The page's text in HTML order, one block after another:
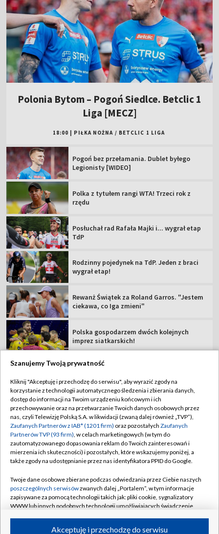
Polonia Bytom – Pogoń Siedlce. Betclic 1
Liga [MECZ]
18:00 PIŁKA NOŻNA / BETCLIC 1 LIGA
Pogoń bez przełamania. Dublet byłego
Legionisty [WIDEO]
Polka z tytułem rangi WTA! Trzeci rok z
rzędu
Posłuchał rad Rafała Majki i... wygrał etap
TdP
Rodzinny pojedynek na TdP. Jeden z braci
wygrał etap!
Rewanż Świątek za Roland Garros. "Jestem
ciekawa, co Iga zmieni"
Polska gospodarzem dwóch kolejnych
imprez siatkarskich!
TVP
Abonament TVP
Sklep TVP
Biuro Reklamy
Oferta Handlowa
Emisja w TVP
Rada Programowa
Ogłoszenia przetargowe
Regulamin TVP
Polityka prywatności
Moje zgody
Biuro reklamy
Kanały
©2026 Telewizja Polska Spółka Akcyjna w likwidacji
Szanujemy Twoją prywatność
Kliknij "Akceptuję i przechodzę do serwisu", aby wyrazić zgody na
korzystanie z technologii automatycznego śledzenia i zbierania danych,
dostęp do informacji na Twoim urządzeniu końcowym i ich
przechowywanie oraz na przetwarzanie Twoich danych osobowych przez
nas, czyli Telewizję Polską S.A. w likwidacji (zwaną dalej również „TVP”),
Zaufanych Partnerów z IAB* (1201 firm) oraz pozostałych Zaufanych
Partnerów TVP (93 firm), w celach marketingowych (w tym do
zautomatyzowanego dopasowania reklam do Twoich zainteresowań i
mierzenia ich skuteczności) i pozostałych, które wskazujemy poniżej, a
także zgody na udostępnianie przez nas identyfikatora PPID do Google.
Twoje dane osobowe zbierane podczas odwiedzania przez Ciebie naszych
poszczególnych serwisówzwanych dalej „Portalem”, w tym informacje
zapisywane za pomocą technologii takich jak: pliki cookie, sygnalizatory
WWW lub innych podobnych technologii umożliwiających świadczenie
ruchu w Internecie.Akceptuję i przechodzę do serwisu